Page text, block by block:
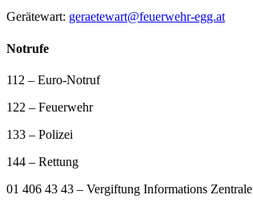
Gerätewart: geraetewart@feuerwehr-egg.at
Notrufe
112 – Euro-Notruf
122 – Feuerwehr
133 – Polizei
144 – Rettung
01 406 43 43 – Vergiftung Informations Zentrale